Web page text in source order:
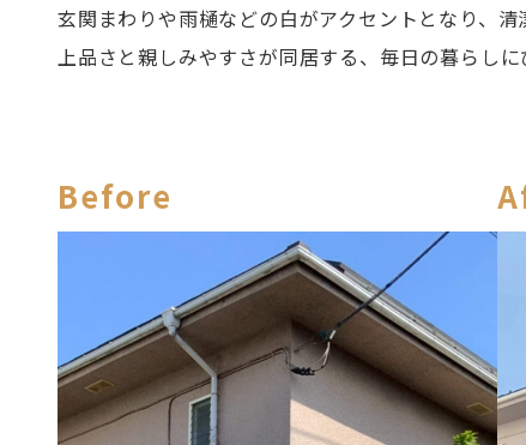
Contact Us
0120-572-881
玄関まわりや雨樋などの白がアクセントとなり、
上品さと親しみやすさが同居する、毎日の暮らし
Before